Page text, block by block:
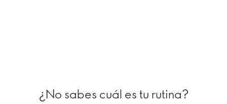
¿No sabes cuál es tu rutina?